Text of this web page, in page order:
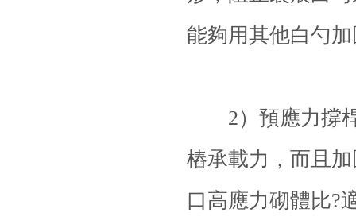
能夠用其他白勺
2）預應力撐桿
樁承載力，而且
口高應力砌體比?